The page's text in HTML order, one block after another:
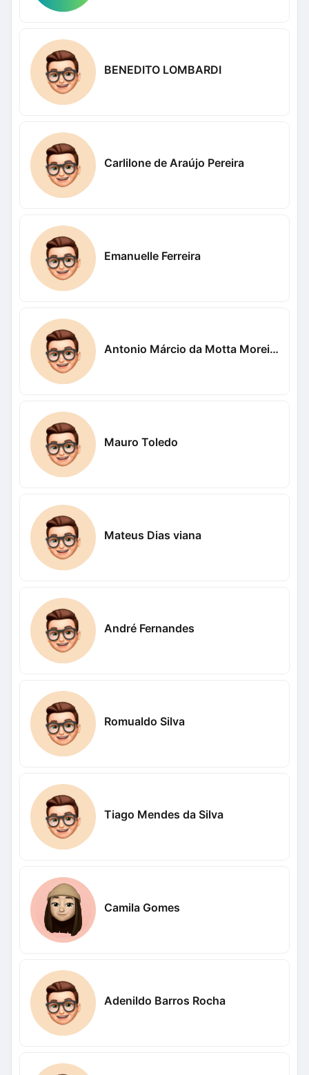
BENEDITO LOMBARDI
Carlilone de Araújo Pereira
Emanuelle Ferreira
Antonio Márcio da Motta Moreira
Mauro Toledo
Mateus Dias viana
André Fernandes
Romualdo Silva
Tiago Mendes da Silva
Camila Gomes
Adenildo Barros Rocha